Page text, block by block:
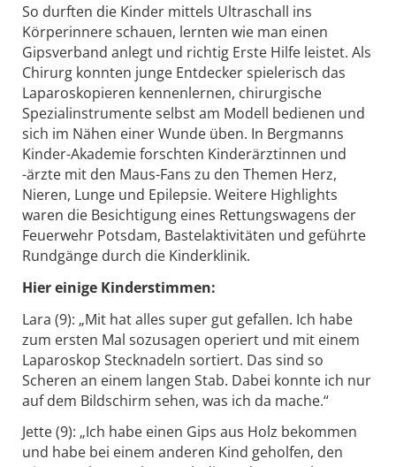
So durften die Kinder mittels Ultraschall ins
Körperinnere schauen, lernten wie man einen
Gipsverband anlegt und richtig Erste Hilfe leistet. Als
Chirurg konnten junge Entdecker spielerisch das
Laparoskopieren kennenlernen, chirurgische
Spezialinstrumente selbst am Modell bedienen und
sich im Nähen einer Wunde üben. In Bergmanns
Kinder-Akademie forschten Kinderärztinnen und
-ärzte mit den Maus-Fans zu den Themen Herz,
Nieren, Lunge und Epilepsie. Weitere Highlights
waren die Besichtigung eines Rettungswagens der
Feuerwehr Potsdam, Bastelaktivitäten und geführte
Rundgänge durch die Kinderklinik.
Hier einige Kinderstimmen:
Lara (9): „Mit hat alles super gut gefallen. Ich habe
zum ersten Mal sozusagen operiert und mit einem
Laparoskop Stecknadeln sortiert. Das sind so
Scheren an einem langen Stab. Dabei konnte ich nur
auf dem Bildschirm sehen, was ich da mache.“
Jette (9): „Ich habe einen Gips aus Holz bekommen
und habe bei einem anderen Kind geholfen, den